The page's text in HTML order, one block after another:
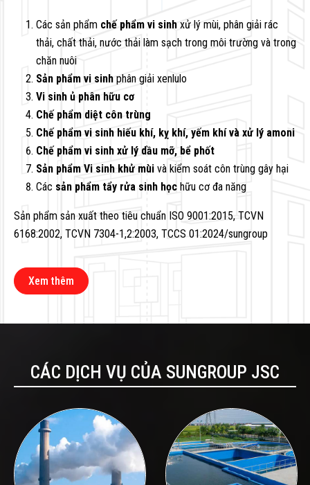
Các sản phẩm chế phẩm vi sinh xử lý mùi, phân giải rác
thải, chất thải, nước thải làm sạch trong môi trường và trong
chăn nuôi
Sản phẩm vi sinh phân giải xenlulo
Vi sinh ủ phân hữu cơ
Chế phẩm diệt côn trùng
Chế phẩm vi sinh hiếu khí, kỵ khí, yếm khí và xử lý amoni
Chế phẩm vi sinh xử lý dầu mỡ, bể phốt
Sản phẩm Vi sinh khử mùi và kiểm soát côn trùng gây hại
Các sản phẩm tẩy rửa sinh học hữu cơ đa năng
Sản phẩm sản xuất theo tiêu chuẩn ISO 9001:2015, TCVN
6168:2002, TCVN 7304-1,2:2003, TCCS 01:2024/sungroup
Xem thêm
CÁC DỊCH VỤ CỦA SUNGROUP JSC